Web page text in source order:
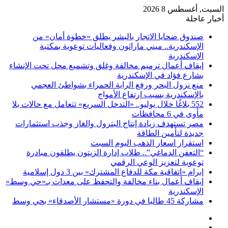
السبت, أغسطس 8 2026
أخبار عاجلة
صندوق ضحايا الاتجار بالبشر يطلق «خطوة أمان» من
الإسكندرية.. ميني ماراثون وفعاليات توعوية بمكتبة
الإسكندرية
إيقاف أعمال ترميم مخالفة وغلق وتشميع محل تحت الإنشاء
بشارع فؤاد في الإسكندرية
منع نزول البحر ورفع الراية الحمراء بشواطئ العجمي
بالإسكندرية بسبب ارتفاع الأمواج
552 بلاغًا خلال يوليو.. «التدخل السريع» تتعامل مع حالات بلا
مأوى في 6 محافظات
مصر تستهدف زيادة إنتاج البترول والغاز وجذب استثمارات
جديدة لتأمين الطاقة
استقرار اسعار الذهب اليوم السبت
“التعفن الدماغي”.. طلاب إدارة الزيتون يطلقون مبادرة
توعوية لتعزيز الوعي الرقمي
إبرام «اتفاقية مكة للدفاع المشترك» بين 3 دول إسلامية
إيقاف أعمال بناء مخالفة والتحفظ على معدات بـ«حي وسط»
الإسكندرية
مشاركة 45 طالبا في دورة «مستشار الأصدقاء» بحي وسط